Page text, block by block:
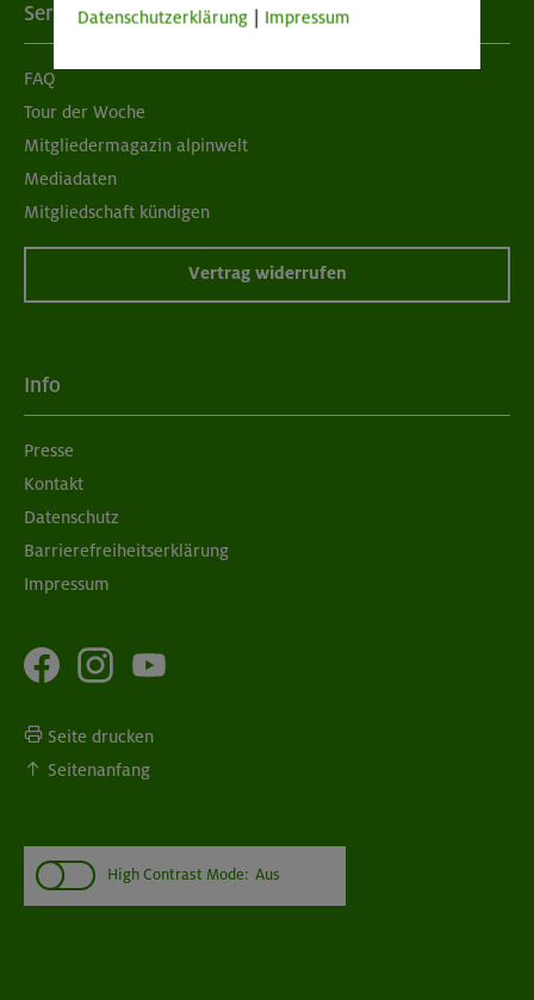
Services
FAQ
Tour der Woche
Mitgliedermagazin alpinwelt
Mediadaten
Mitgliedschaft kündigen
Vertrag widerrufen
Info
Presse
Kontakt
Datenschutz
Barrierefreiheitserklärung
Impressum
Seite drucken
Seitenanfang
High Contrast Mode: Aus
Datenschutzerklärung Impressum